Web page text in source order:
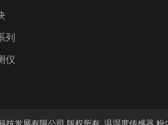
列
仪
技发展有限公司 版权所有 温湿度传感器,粉